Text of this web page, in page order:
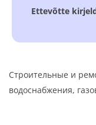
Ettevõtte
Строительные и
водоснабжения,